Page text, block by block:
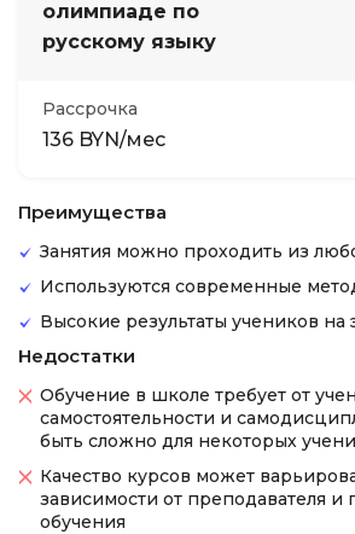
олимпиаде по
русскому языку
Рассрочка
136 BYN/мес
Преимущества
Занятия можно проходить из
Используются современные
Высокие результаты учеников на
Недостатки
Обучение в школе требует от
самостоятельности и
быть сложно для некоторых
Качество курсов может
зависимости от преподавателя и
обучения